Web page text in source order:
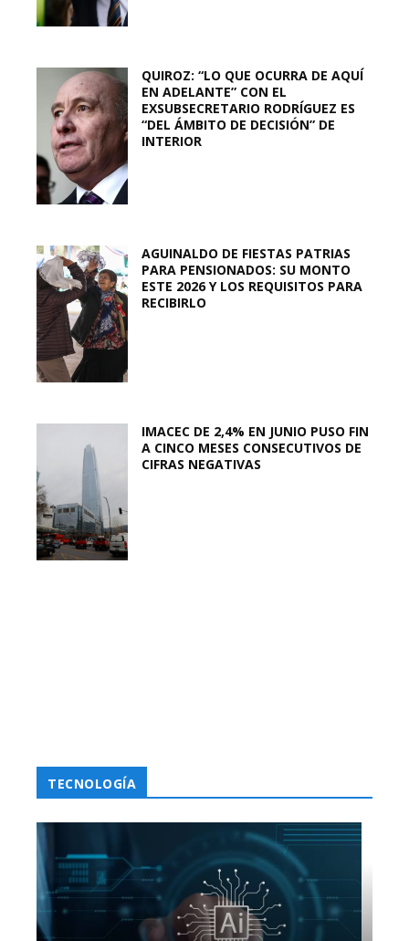
QUIROZ: “LO QUE OCURRA DE AQUÍ
EN ADELANTE” CON EL
EXSUBSECRETARIO RODRÍGUEZ ES
“DEL ÁMBITO DE DECISIÓN” DE
INTERIOR
AGUINALDO DE FIESTAS PATRIAS
PARA PENSIONADOS: SU MONTO
ESTE 2026 Y LOS REQUISITOS PARA
RECIBIRLO
IMACEC DE 2,4% EN JUNIO PUSO FIN
A CINCO MESES CONSECUTIVOS DE
CIFRAS NEGATIVAS
TECNOLOGÍA